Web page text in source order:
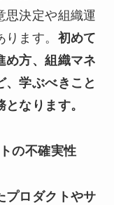
思決定や組織運
ます。 初めて
め方、組織マネ
、学ぶべきこと
なります。
の不確実性
プロダクトやサ